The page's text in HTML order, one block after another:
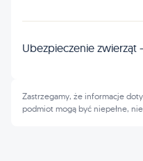
Ubezpieczenie zwierząt
Zastrzegamy, że informacje
podmiot mogą być niepełne,